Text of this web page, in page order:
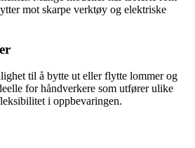
mot skarpe verktøy og elektriske
til å bytte ut eller flytte lommer og
for håndverkere som utfører ulike
i oppbevaringen.